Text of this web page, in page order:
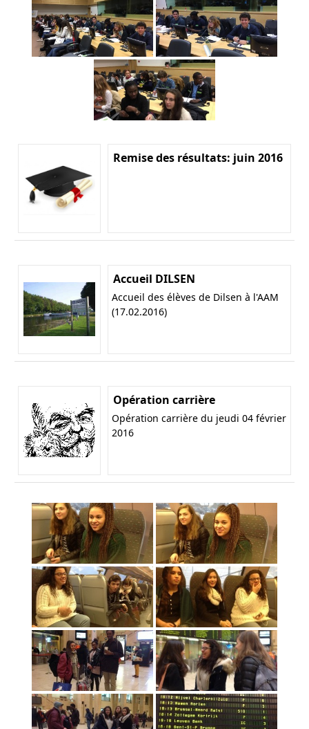
Remise des résultats: juin 2016
Accueil DILSEN
Accueil des élèves de Dilsen à l'AAM
(17.02.2016)
Opération carrière
Opération carrière du jeudi 04 février
2016